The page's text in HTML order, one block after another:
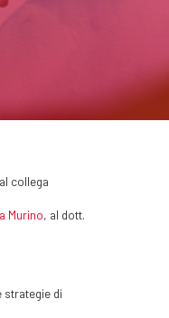
collega
Murino, al dott.
strategie di